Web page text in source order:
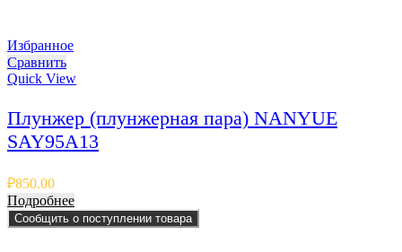
Избранное
Сравнить
Quick View
Плунжер (плунжерная пара) NANYUE
SAY95A13
₽850.00
Подробнее
Сообщить о поступлении товара